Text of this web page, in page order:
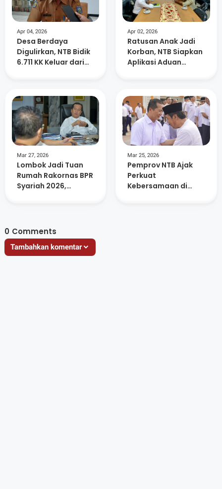
Apr 04, 2026
Desa Berdaya
Digulirkan, NTB Bidik
6.711 KK Keluar dari
Apr 02, 2026
Ratusan Anak Jadi
Korban, NTB Siapkan
Aplikasi Aduan
Mar 27, 2026
Lombok Jadi Tuan
Rumah Rakornas BPR
Syariah 2026,
Mar 25, 2026
Pemprov NTB Ajak
Perkuat
Kebersamaan di
0 Comments
Tambahkan komentar